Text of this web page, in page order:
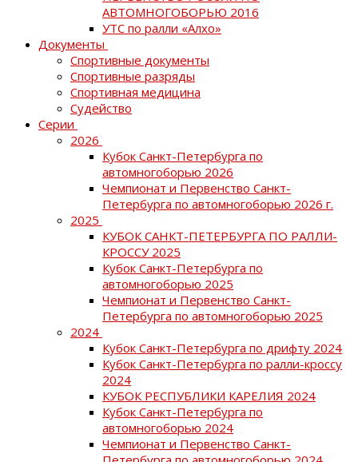
АВТОМНОГОБОРЬЮ 2016
УТС по ралли «Алхо»
Документы
Спортивные документы
Спортивные разряды
Спортивная медицина
Судейство
Серии
2026
Кубок Санкт-Петербурга по
автомногоборью 2026
Чемпионат и Первенство Санкт-
Петербурга по автомногоборью 2026 г.
2025
КУБОК САНКТ-ПЕТЕРБУРГА ПО РАЛЛИ-
КРОССУ 2025
Кубок Санкт-Петербурга по
автомногоборью 2025
Чемпионат и Первенство Санкт-
Петербурга по автомногоборью 2025
2024
Кубок Санкт-Петербурга по дрифту 2024
Кубок Санкт-Петербурга по ралли-кроссу
2024
КУБОК РЕСПУБЛИКИ КАРЕЛИЯ 2024
Кубок Санкт-Петербурга по
автомногоборью 2024
Чемпионат и Первенство Санкт-